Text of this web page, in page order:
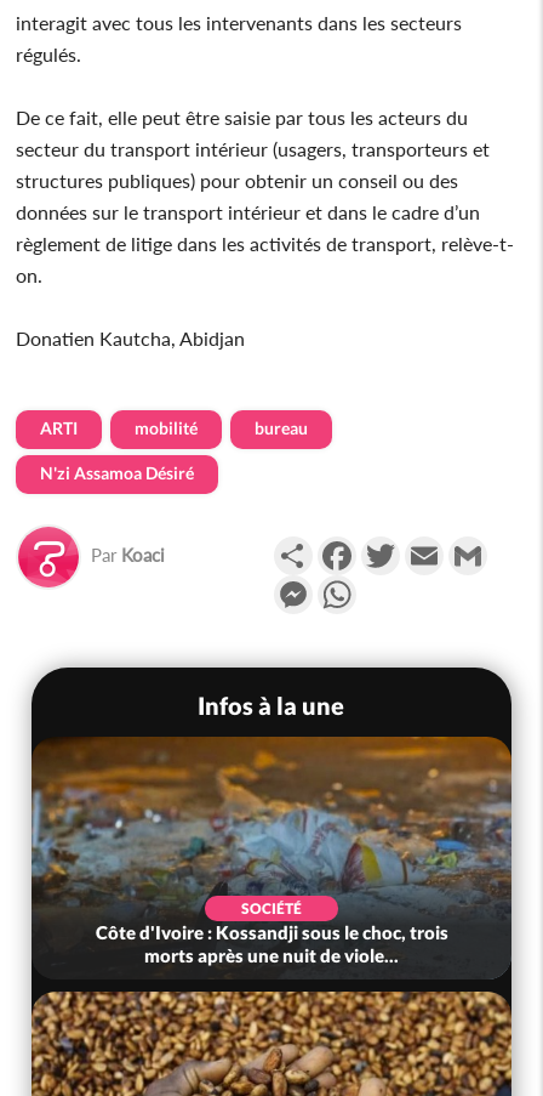
interagit avec tous les intervenants dans les secteurs
régulés.
De ce fait, elle peut être saisie par tous les acteurs du
secteur du transport intérieur (usagers, transporteurs et
structures publiques) pour obtenir un conseil ou des
données sur le transport intérieur et dans le cadre d’un
règlement de litige dans les activités de transport, relève-t-
on.
Donatien Kautcha, Abidjan
ARTI mobilité bureau
N'zi Assamoa Désiré
Par Koaci PartagerFacebookTwitterEmail
Messenger
Infos à la une
SOCIÉTÉ
Côte d'Ivoire : Kossandji sous le choc, trois
morts après une nuit de viole...